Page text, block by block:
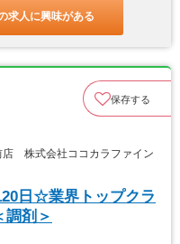
求人に興味がある
保存する
店 株式会社ココカラファイン
日☆業界トップクラ
剤＞